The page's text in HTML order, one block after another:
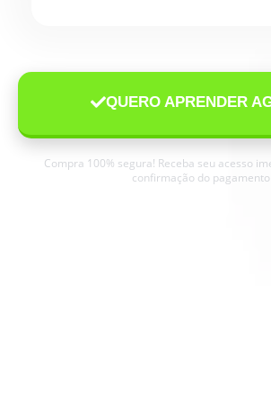
QUERO APRENDER
Compra 100% segura! Receba seu acesso
confirmação do pagamento